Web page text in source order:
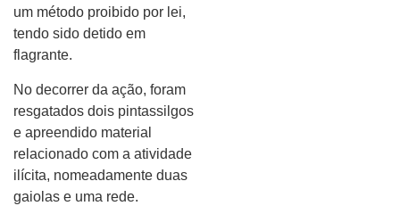
um método proibido por lei,
tendo sido detido em
flagrante.
No decorrer da ação, foram
resgatados dois pintassilgos
e apreendido material
relacionado com a atividade
ilícita, nomeadamente duas
gaiolas e uma rede.